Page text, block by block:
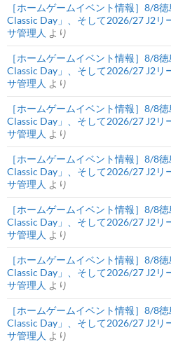
［ホームゲームイベント情報］8/8
Classic Day」、そして2026/27 J2リ
サ管理人 より
［ホームゲームイベント情報］8/8
Classic Day」、そして2026/27 J2リ
サ管理人 より
［ホームゲームイベント情報］8/8
Classic Day」、そして2026/27 J2リ
サ管理人 より
［ホームゲームイベント情報］8/8
Classic Day」、そして2026/27 J2リ
サ管理人 より
［ホームゲームイベント情報］8/8
Classic Day」、そして2026/27 J2リ
サ管理人 より
［ホームゲームイベント情報］8/8
Classic Day」、そして2026/27 J2リ
サ管理人 より
［ホームゲームイベント情報］8/8
Classic Day」、そして2026/27 J2リ
サ管理人 より